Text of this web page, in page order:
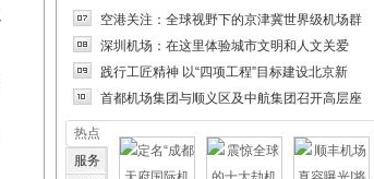
空港关注：全球视野下的京津冀世界级机场群
深圳机场：在这里体验城市文明和人文关爱
践行工匠精神 以“四项工程”目标建设北京新
首都机场集团与顺义区及中航集团召开高层座
热点
服务